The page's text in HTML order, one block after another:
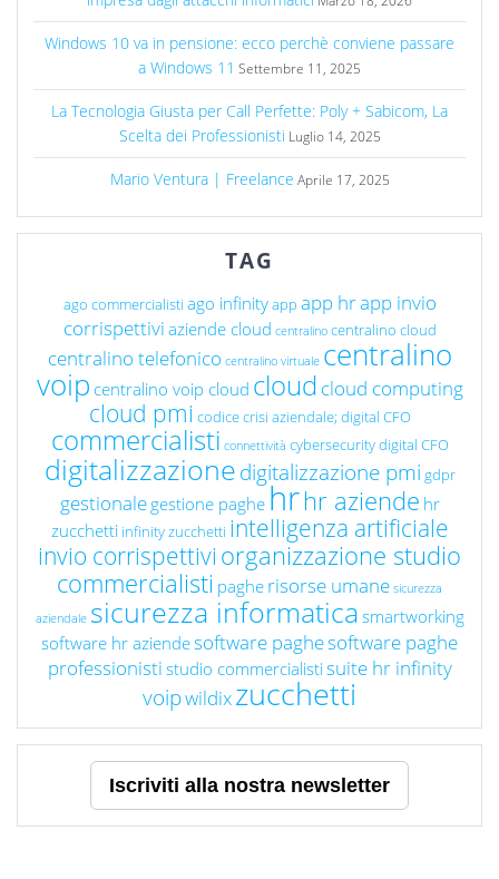
Windows 10 va in pensione: ecco perchè conviene passare
a Windows 11 Settembre 11, 2025
La Tecnologia Giusta per Call Perfette: Poly + Sabicom, La
Scelta dei Professionisti Luglio 14, 2025
Mario Ventura | Freelance Aprile 17, 2025
TAG
ago commercialisti ago infinityapp app hrapp invio
corrispettivi aziende cloud centralino centralino cloud
centralino telefonico centralino virtuale centralino
voip centralino voip cloud cloud cloud computing
cloud pmi codice crisi aziendale; digital CFO
commercialisti connettività cybersecuritydigital CFO
digitalizzazionedigitalizzazione pmi gdpr
gestionale gestione paghe hrhr aziende hr
zucchetti infinity zucchetti intelligenza artificiale
invio corrispettivi organizzazione studio
commercialisti paghe risorse umane sicurezza
aziendale sicurezza informatica smartworking
software hr aziendesoftware paghesoftware paghe
professionisti studio commercialisti suite hr infinity
voipwildixzucchetti
Iscriviti alla nostra newsletter